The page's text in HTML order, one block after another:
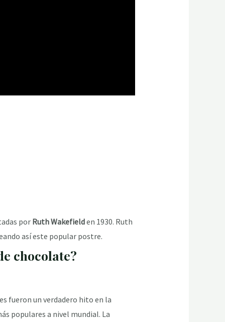
por Ruth Wakefielden 1930. Ruth
así este popular postre.
chocolate?
fueron un verdadero hito en la
populares a nivel mundial. La